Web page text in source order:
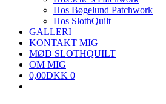
Hos Bøgelund Patchwork
Hos SlothQuilt
GALLERI
KONTAKT MIG
MØD SLOTHQUILT
OM MIG
0,00DKK 0